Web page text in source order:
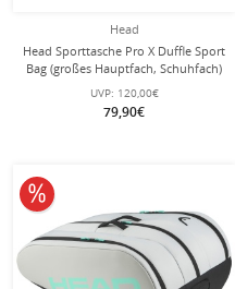
Head
Head Sporttasche Pro X Duffle Sport
Bag (großes Hauptfach, Schuhfach)
2025 schwarz/dunkelgrau
UVP: 120,00€
79,90€
10% reduziert